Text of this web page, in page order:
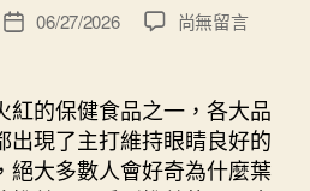
文
佈
日
期
06/27/2026
在
黃
素
能
尚無留言
紅的保健食品之一，各大品
出現了主打維持眼睛良好的
絕大多數人會好奇為什麼葉